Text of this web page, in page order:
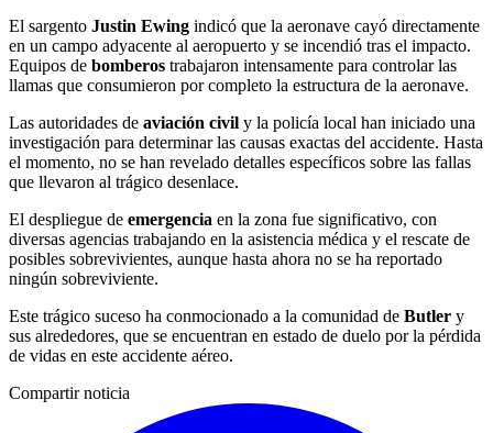
El sargento Justin Ewing indicó que la aeronave cayó directamente
en un campo adyacente al aeropuerto y se incendió tras el impacto.
Equipos de bomberos trabajaron intensamente para controlar las
llamas que consumieron por completo la estructura de la aeronave.
Las autoridades de aviación civil y la policía local han iniciado una
investigación para determinar las causas exactas del accidente. Hasta
el momento, no se han revelado detalles específicos sobre las fallas
que llevaron al trágico desenlace.
El despliegue de emergencia en la zona fue significativo, con
diversas agencias trabajando en la asistencia médica y el rescate de
posibles sobrevivientes, aunque hasta ahora no se ha reportado
ningún sobreviviente.
Este trágico suceso ha conmocionado a la comunidad de Butler y
sus alrededores, que se encuentran en estado de duelo por la pérdida
de vidas en este accidente aéreo.
Compartir noticia